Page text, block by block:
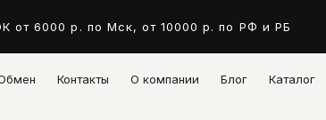
от 6000 р. по Мск, от 10000 р. по РФ и РБ
Контакты О компании Блог Каталог